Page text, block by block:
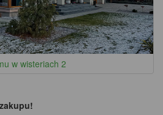
w wisteriach 2